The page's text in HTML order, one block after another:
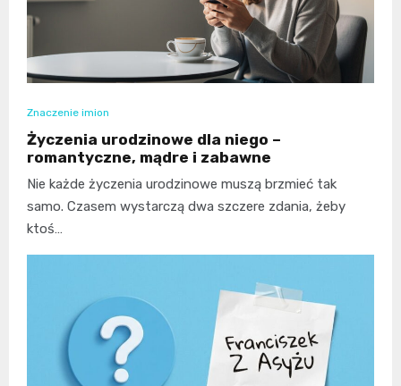
Znaczenie imion
Życzenia urodzinowe dla niego –
romantyczne, mądre i zabawne
Nie każde życzenia urodzinowe muszą brzmieć tak
samo. Czasem wystarczą dwa szczere zdania, żeby
ktoś…